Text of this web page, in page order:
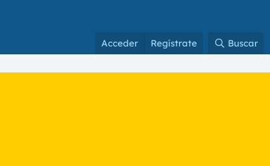
Acceder Regístrate Buscar